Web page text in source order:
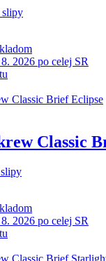
slipy
2026 po celej SR
Classic
2026 po celej SR